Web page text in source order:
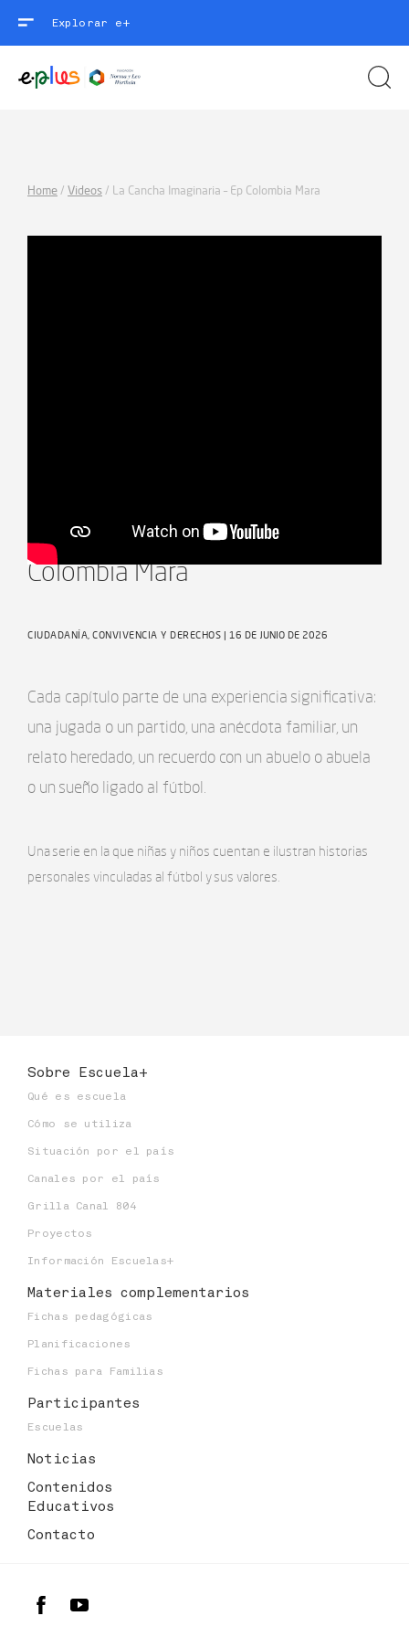
Explorar e+
Home / Videos / La Cancha Imaginaria – Ep Colombia Mara
La Cancha Imaginaria - Ep
Colombia Mara
CIUDADANÍA, CONVIVENCIA Y DERECHOS | 16 DE JUNIO DE 2026
Cada capítulo parte de una experiencia significativa:
una jugada o un partido, una anécdota familiar, un
relato heredado, un recuerdo con un abuelo o abuela
o un sueño ligado al fútbol.
Una serie en la que niñas y niños cuentan e ilustran historias
personales vinculadas al fútbol y sus valores.
Sobre Escuela+
Qué es escuela
Cómo se utiliza
Situación por el país
Canales por el país
Grilla Canal 804
Proyectos
Información Escuelas+
Materiales complementarios
Fichas pedagógicas
Planificaciones
Fichas para Familias
Participantes
Escuelas
Noticias
Contenidos
Educativos
Contacto